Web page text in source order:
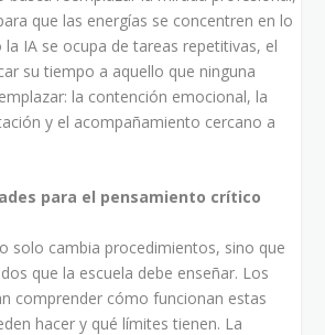
que las energías se concentren en lo
la IA se ocupa de tareas repetitivas, el
su tiempo a aquello que ninguna
la contención emocional, la
y el acompañamiento cercano a
para el pensamiento crítico
solo cambia procedimientos, sino que
que la escuela debe enseñar. Los
comprender cómo funcionan estas
hacer y qué límites tienen. La